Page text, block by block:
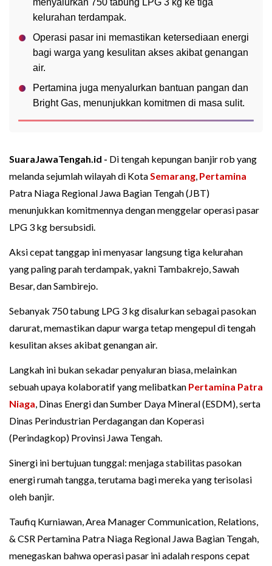
menyalurkan 750 tabung LPG 3 kg ke tiga
kelurahan terdampak.
Operasi pasar ini memastikan ketersediaan energi
bagi warga yang kesulitan akses akibat genangan
air.
Pertamina juga menyalurkan bantuan pangan dan
Bright Gas, menunjukkan komitmen di masa sulit.
SuaraJawaTengah.id - Di tengah kepungan banjir rob yang
melanda sejumlah wilayah di KotaSemarang, Pertamina
Patra Niaga Regional Jawa Bagian Tengah (JBT)
menunjukkan komitmennya dengan menggelar operasi pasar
LPG 3 kg bersubsidi.
Aksi cepat tanggap ini menyasar langsung tiga kelurahan
yang paling parah terdampak, yakni Tambakrejo, Sawah
Besar, dan Sambirejo.
Sebanyak 750 tabung LPG 3 kg disalurkan sebagai pasokan
darurat, memastikan dapur warga tetap mengepul di tengah
kesulitan akses akibat genangan air.
Langkah ini bukan sekadar penyaluran biasa, melainkan
sebuah upaya kolaboratif yang melibatkan Pertamina Patra
Niaga, Dinas Energi dan Sumber Daya Mineral (ESDM), serta
Dinas Perindustrian Perdagangan dan Koperasi
(Perindagkop) Provinsi Jawa Tengah.
Sinergi ini bertujuan tunggal: menjaga stabilitas pasokan
energi rumah tangga, terutama bagi mereka yang terisolasi
oleh banjir.
Taufiq Kurniawan, Area Manager Communication, Relations,
& CSR Pertamina Patra Niaga Regional Jawa Bagian Tengah,
menegaskan bahwa operasi pasar ini adalah respons cepat